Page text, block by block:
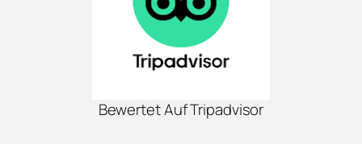
Bewertet Auf Tripadvisor